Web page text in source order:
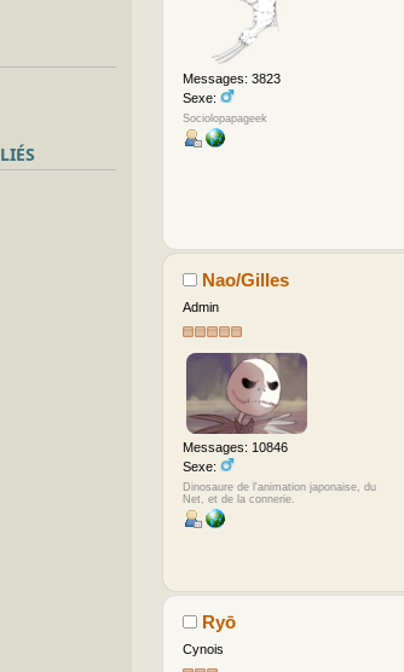
LIÉS
Messages: 3823
Sexe:
Sociolopapageek
Nao/Gilles
Admin
Messages: 10846
Sexe:
Dinosaure de l'animation japonaise, du
Net, et de la connerie.
Ryō
Cynois